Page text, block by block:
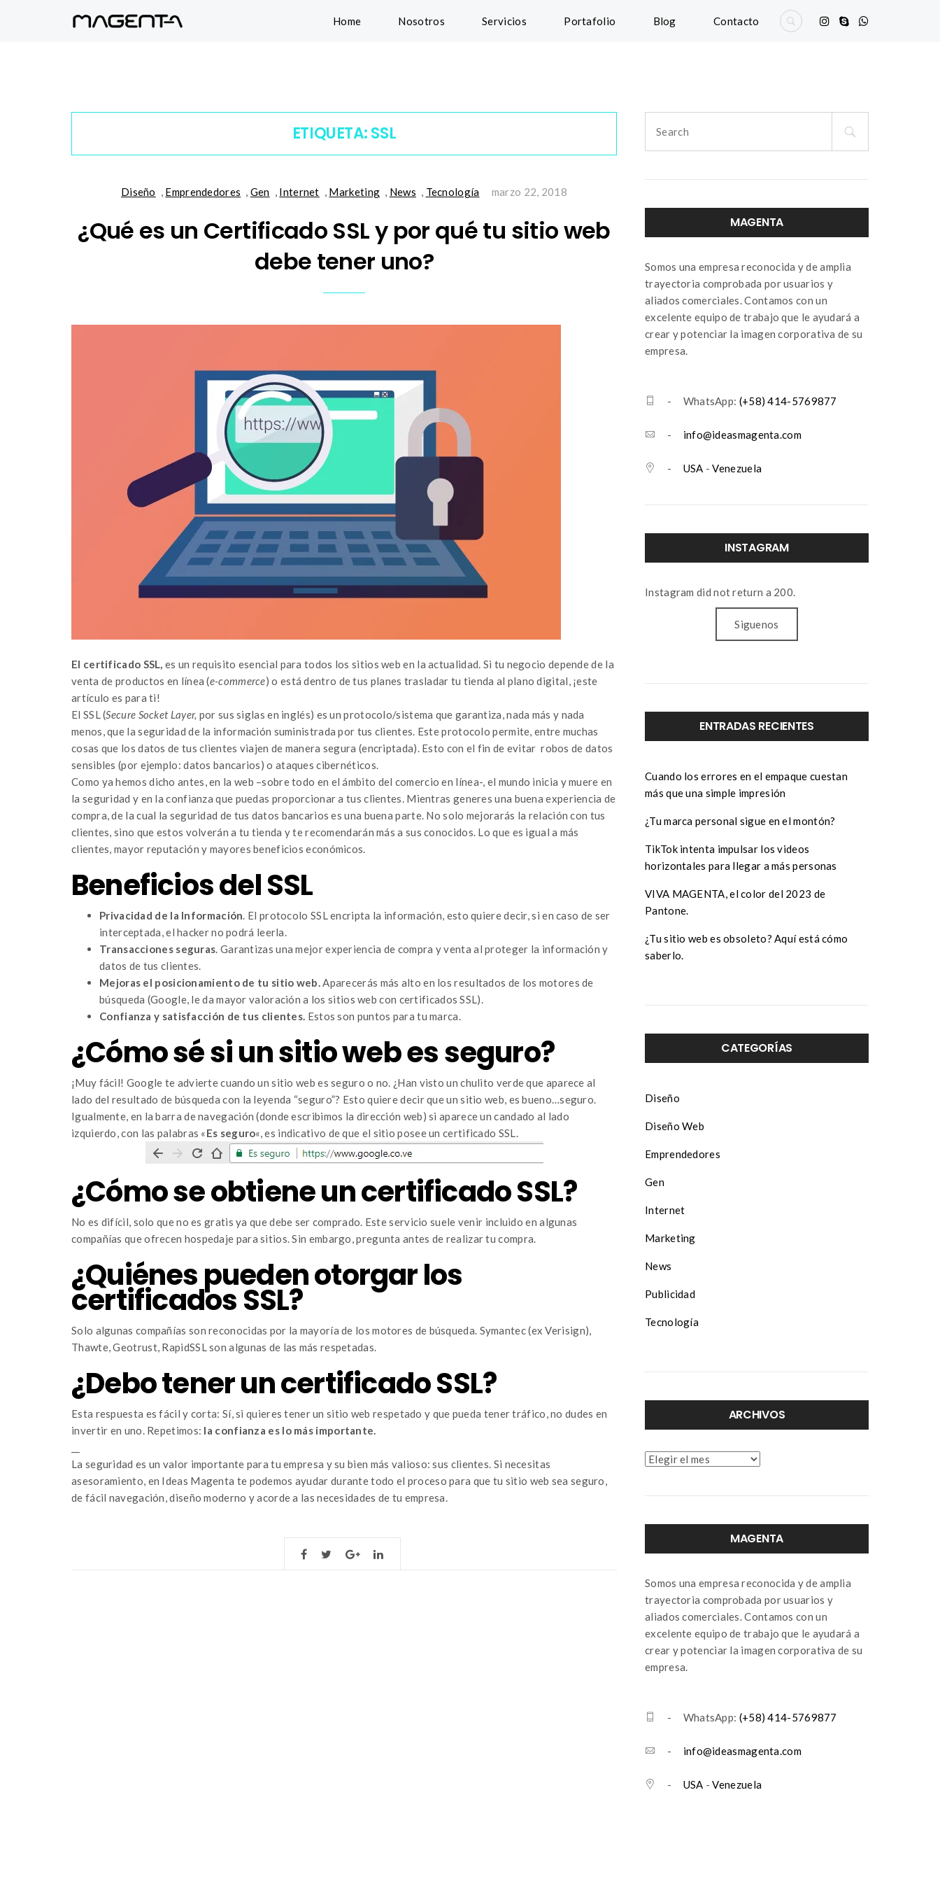
Home Nosotros Servicios Portafolio Blog Contacto
ETIQUETA:SSL
Diseño , Emprendedores , Gen , Internet , Marketing , News , Tecnología marzo 22, 2018
¿Qué es un Certificado SSL y por qué tu sitio web
debe tener uno?
El certificado SSL, es un requisito esencial para todos los sitios web en la actualidad. Si tu negocio depende de la
venta de productos en línea (e-commerce) o está dentro de tus planes trasladar tu tienda al plano digital, ¡este
artículo es para ti!
El SSL (Secure Socket Layer, por sus siglas en inglés) es un protocolo/sistema que garantiza, nada más y nada
menos, que la seguridad de la información suministrada por tus clientes. Este protocolo permite, entre muchas
cosas que los datos de tus clientes viajen de manera segura (encriptada). Esto con el fin de evitar robos de datos
sensibles (por ejemplo: datos bancarios) o ataques cibernéticos.
Como ya hemos dicho antes, en la web –sobre todo en el ámbito del comercio en línea-, el mundo inicia y muere en
la seguridad y en la confianza que puedas proporcionar a tus clientes. Mientras generes una buena experiencia de
compra, de la cual la seguridad de tus datos bancarios es una buena parte. No solo mejorarás la relación con tus
clientes, sino que estos volverán a tu tienda y te recomendarán más a sus conocidos. Lo que es igual a más
clientes, mayor reputación y mayores beneficios económicos.
Beneficios del SSL
Privacidad de la Información. El protocolo SSL encripta la información, esto quiere decir, si en caso de ser
interceptada, el hacker no podrá leerla.
Transacciones seguras. Garantizas una mejor experiencia de compra y venta al proteger la información y
datos de tus clientes.
Mejoras el posicionamiento de tu sitio web.Aparecerás más alto en los resultados de los motores de
búsqueda (Google, le da mayor valoración a los sitios web con certificados SSL).
Confianza y satisfacción de tus clientes. Estos son puntos para tu marca.
¿Cómo sé si un sitio web es seguro?
¡Muy fácil! Google te advierte cuando un sitio web es seguro o no. ¿Han visto un chulito verde que aparece al
lado del resultado de búsqueda con la leyenda “seguro”? Esto quiere decir que un sitio web, es bueno…seguro.
Igualmente, en la barra de navegación (donde escribimos la dirección web) si aparece un candado al lado
izquierdo, con las palabras «Es seguro«, es indicativo de que el sitio posee un certificado SSL.
¿Cómo se obtiene un certificado SSL?
No es difícil, solo que no es gratis ya que debe ser comprado. Este servicio suele venir incluido en algunas
compañías que ofrecen hospedaje para sitios. Sin embargo, pregunta antes de realizar tu compra.
¿Quiénes pueden otorgar los
certificados SSL?
Solo algunas compañías son reconocidas por la mayoría de los motores de búsqueda. Symantec (ex Verisign),
Thawte, Geotrust, RapidSSL son algunas de las más respetadas.
¿Debo tener un certificado SSL?
Esta respuesta es fácil y corta: Sí, si quieres tener un sitio web respetado y que pueda tener tráfico, no dudes en
invertir en uno. Repetimos: la confianza es lo más importante.
La seguridad es un valor importante para tu empresa y su bien más valioso: sus clientes. Si necesitas
asesoramiento, en Ideas Magenta te podemos ayudar durante todo el proceso para que tu sitio web sea seguro,
de fácil navegación, diseño moderno y acorde a las necesidades de tu empresa.
for:
MAGENTA
Somos una empresa reconocida y de amplia
trayectoria comprobada por usuarios y
aliados comerciales. Contamos con un
excelente equipo de trabajo que le ayudará a
crear y potenciar la imagen corporativa de su
empresa.
- WhatsApp: (+58) 414-5769877
- info@ideasmagenta.com
- USA -Venezuela
INSTAGRAM
Instagram did not return a 200.
Siguenos
ENTRADAS RECIENTES
Cuando los errores en el empaque cuestan
más que una simple impresión
¿Tu marca personal sigue en el montón?
TikTok intenta impulsar los videos
horizontales para llegar a más personas
VIVA MAGENTA, el color del 2023 de
Pantone.
¿Tu sitio web es obsoleto? Aquí está cómo
saberlo.
CATEGORÍAS
Diseño
Diseño Web
Emprendedores
Gen
Internet
Marketing
News
Publicidad
Tecnología
ARCHIVOS
Archivos
MAGENTA
Somos una empresa reconocida y de amplia
trayectoria comprobada por usuarios y
aliados comerciales. Contamos con un
excelente equipo de trabajo que le ayudará a
crear y potenciar la imagen corporativa de su
empresa.
- WhatsApp: (+58) 414-5769877
- info@ideasmagenta.com
- USA -Venezuela